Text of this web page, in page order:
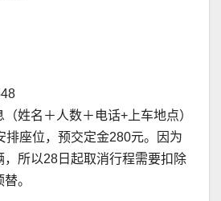
姓名＋人数＋电话+上车地点）
排座位，预交定金280元。因为
，所以28日起取消行程需要扣除
。